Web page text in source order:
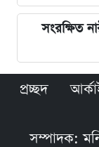
সংরক্ষিত
প্রচ্ছদ
সম্পাদক: